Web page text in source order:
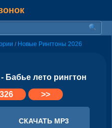
/ Новые Рингтоны 2026
Бабье лето рингтон
>>
СКАЧАТЬ MP3